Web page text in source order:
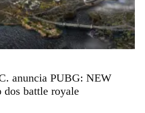
anuncia PUBG: NEW
dos battle royale